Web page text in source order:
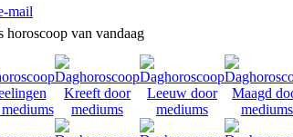
mail
van vandaag